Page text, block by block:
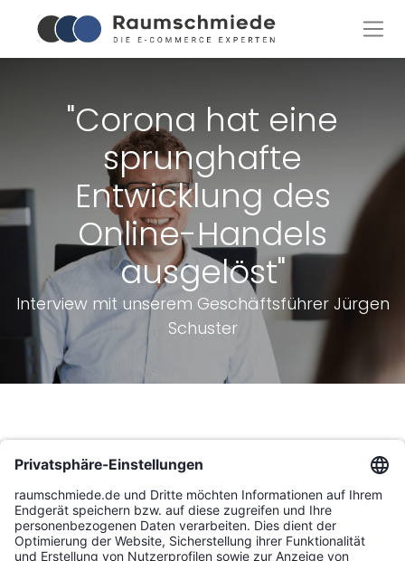
"Corona hat eine
sprunghafte
Entwicklung des
Online-Handels
ausgelöst"
Interview mit unserem Geschäftsführer Jürgen
Schuster